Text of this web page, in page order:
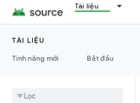
Tài liệu
TÀI LIỆU
Tính năng mới
Bắt đầu